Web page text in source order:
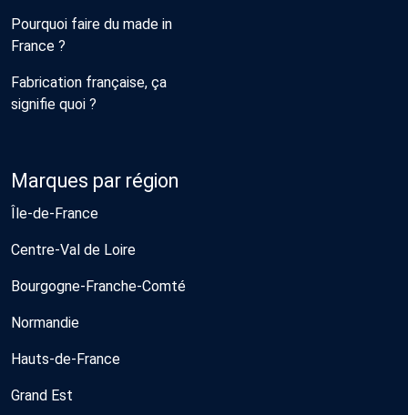
Pourquoi faire du made in
France ?
Fabrication française, ça
signifie quoi ?
Marques par région
Île-de-France
Centre-Val de Loire
Bourgogne-Franche-Comté
Normandie
Hauts-de-France
Grand Est